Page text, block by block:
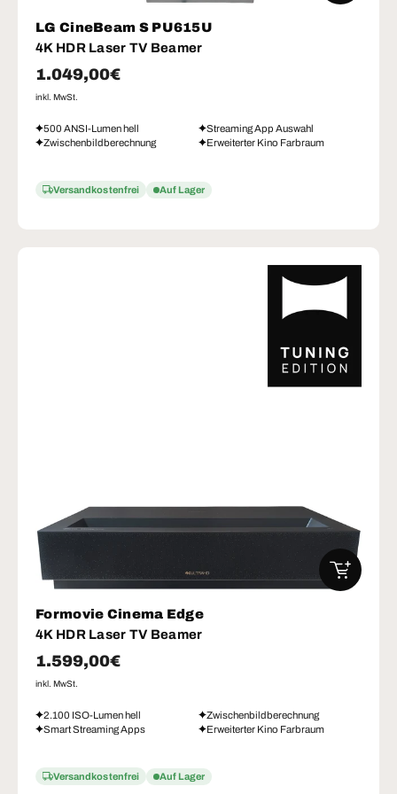
LG CineBeam S PU615U
4K HDR Laser TV Beamer
Normaler Preis
1.049,00€
inkl. MwSt.
500 ANSI-Lumen hell
Streaming App Auswahl
Zwischenbildberechnung
Erweiterter Kino Farbraum
Versandkostenfrei Auf Lager
Formovie Cinema Edge
4K HDR Laser TV Beamer
Normaler Preis
1.599,00€
inkl. MwSt.
2.100 ISO-Lumen hell
Zwischenbildberechnung
Smart Streaming Apps
Erweiterter Kino Farbraum
Versandkostenfrei Auf Lager
IN DEN